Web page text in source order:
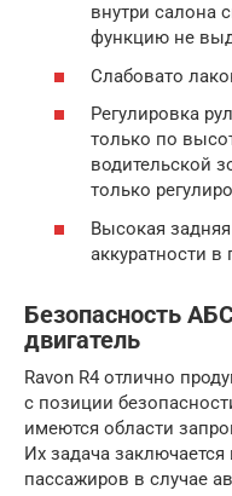
внутри салона
функцию не
Слабовато
Регулировка
только по
водительской
только
Высокая
аккуратности в
Безопасность
двигатель
Ravon R4 отлично
с позиции
имеются области
Их задача
пассажиров в случае